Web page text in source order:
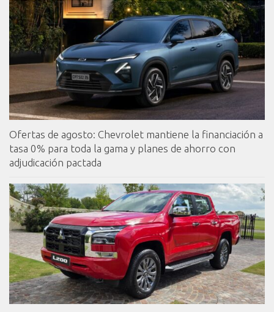
Ofertas de agosto: Chevrolet mantiene la financiación a
tasa 0% para toda la gama y planes de ahorro con
adjudicación pactada